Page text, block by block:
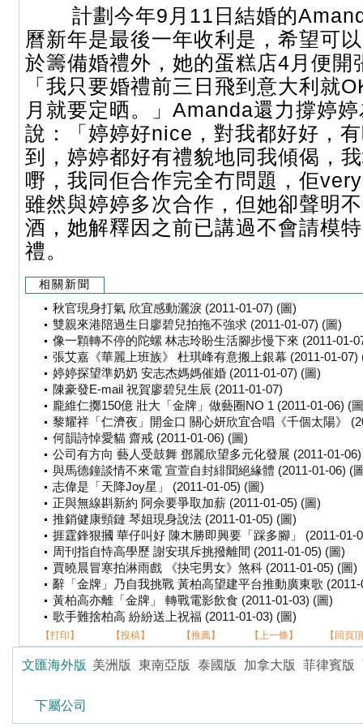
計劃今年9月11日結婚的
曆新年是最後一年收利是，希望可
於籌備婚禮外，她的蛋糕店4月便開
「我只要婚禮前三日飛到意大利就
月就要定晒。」Amanda還力撐婷
說：「婷婷好nice，對我都好好，
到，婷婷都好有禮貌地同我傾偈，
嘢，我同佢合作完全冇問題，佢
雖然與婷婷多次合作，但她卻聲明
酒，她解釋因之前已講過不會請模
禮。
相關新聞
秋官現身打氣 欣宜感動灑淚 (2011-01-07) (圖)
雙親來港陪過生日廖碧兒拍拖不強求 (2011-01-07) (圖)
像一顆轉不停的陀螺 林志玲盼生活腳步慢下來 (2011-01-
張艾嘉《華麗上班族》 杜琪峰有意搬上銀幕 (2011-01-07)
婷婷探望準奶奶 安志杰媽媽催婚 (2011-01-07) (圖)
陳豪發E-mail 祝賀廖碧兒生辰 (2011-01-07)
龐維仁擲150億 壯大「金牌」做藝圈NO 1 (2011-01-06) (
黎耀祥「仁濟夜」開金口 關心妍欣宜合唱《千個太陽》
何韻詩悼愛貓 齋戒 (2011-01-06) (圖)
公司有方向 藝人受鼓舞 鄧麗欣望多元化發展 (2011-01-
與馬德鐘談情不來電 宣萱自封緋聞絕緣體 (2011-01-06) (
志偉是「天降Joy星」 (2011-01-05) (圖)
正與無線斟新約 阿佘要爭取加薪 (2011-01-05) (圖)
推銷健康頸鏈 琴姐現身說法 (2011-01-05) (圖)
捱霆鋒狠摑 華仔叫好 陳木勝即興要「踩多腳」 (2011-01-
周刊指自恃高學歷 謝安琪斥挑撥離間 (2011-01-05) (圖)
賈曉晨冒寒拍淋雨戲 《抉宅男女》煞科 (2011-01-05) (圖)
辭「金牌」乃自我挑戰 黃柏高望建平台推動廣東歌 (2011-
黃柏高亦離「金牌」 轉戰電影飲食 (2011-01-03) (圖)
歌手難捨柏高 紛紛送上祝福 (2011-01-03) (圖)
【打印】 【投稿】 【推薦】 【上一條】 【回頁
文匯海外版 美洲版 東南亞版 泰國版 加拿大版 菲律賓版
下屬公司